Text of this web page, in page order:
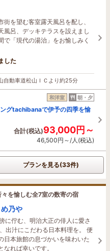
を望む客室露天風呂を配し、
風呂、デッキテラスを設えまし
で「現代の湯治」をお愉しみく
す
した
自動車道松山ＩＣより約25分
和洋室 朝・夕
ングtachibanaで伊予の四季を愉
合計(税込)93,000円～
46,500円～/人(税込)
プランを見る(33件)
を愉しむ全7室の数寄の宿
乃や
に佇む、明治大正の俳人に愛さ
出汁にこだわる日本料理を。 便
日本旅館の息づかいを味わいた
れば幸いです。